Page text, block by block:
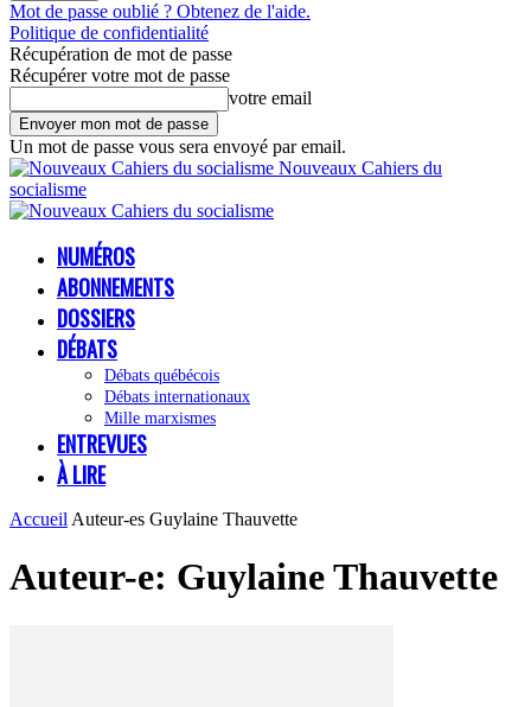
Mot de passe oublié ? Obtenez de l'aide.
Politique de confidentialité
Récupération de mot de passe
Récupérer votre mot de passe
votre email
Un mot de passe vous sera envoyé par email.
Nouveaux Cahiers du
socialisme
NUMÉROS
ABONNEMENTS
DOSSIERS
DÉBATS
Débats québécois
Débats internationaux
Mille marxismes
ENTREVUES
À LIRE
Accueil Auteur-es Guylaine Thauvette
Auteur-e: Guylaine Thauvette